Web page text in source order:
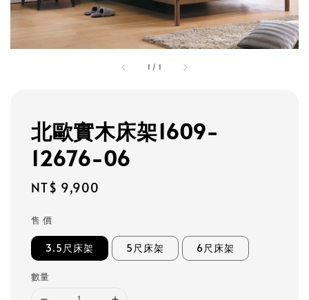
1 / 1
北歐實木床架1609-
12676-06
Regular
NT$ 9,900
售 價
3.5尺床架 5尺床架 6尺床架
數量